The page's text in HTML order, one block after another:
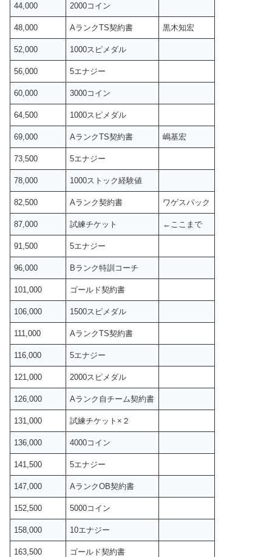
44,000 2000コイン
48,000 AランクTS契約書 黒木知宏
52,000 1000スピメダル
56,000 5エナジー
60,000 3000コイン
64,500 1000スピメダル
69,000 AランクTS契約書 嶋基宏
73,500 5エナジー
78,000 1000ストック経験値
82,500 Aランク契約書 ワゲスパック
87,000 試練チケット ←ここまで
91,500 5エナジー
96,000 Bランク特訓コーチ
101,000 ゴールド契約書
106,000 1500スピメダル
111,000 AランクTS契約書
116,000 5エナジー
121,000 2000スピメダル
126,000 Aランク自チーム契約書
131,000 試練チケット×２
136,000 4000コイン
141,500 5エナジー
147,000 AランクOB契約書
152,500 5000コイン
158,000 10エナジー
163,500 ゴールド契約書